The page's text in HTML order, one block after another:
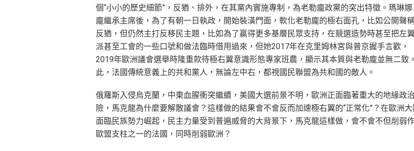
個“小小的歷史細節”，反猶、排外，在其黨內實施專制，為老勒龐政黨的突出特徵。瑪琳娜
龐繼承主席後，為了有朝一日執政，開始裝潢門面，軟化老勒龐的極右面孔，比如公開聲
反猶，但仍然主打反移民主題，比如為了贏得更多基層民眾支持，在競選造勢時甚至把左
派甚至工會的一些口號和做法臨時借用過來，但她2017年在克里姆林宮與普京握手言歡，
2019年歐洲議會選舉時隆重款待極右翼意識形態專家班農，顯示其本質與老勒龐並無二致
此，法國傳統意義上的共和黨人，無論左中右，都視國民聯盟為共和國的敵人。
俄羅斯入侵烏克蘭，中東血腥衝突繼續，美國大選前景不明，歐洲正面臨著重大的地緣政
險，馬克龍為什麼要解散議會？這樣做的結果會不會反而加速極右翼的“正常化”？在歐洲
面臨民族勢力崛起，民主力量受到普遍威脅的大背景下，馬克龍這樣做，會不會不但削弱
歐盟支柱之一的法國，同時削弱歐洲？